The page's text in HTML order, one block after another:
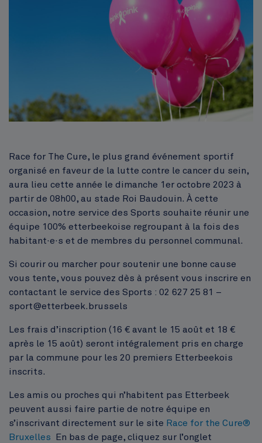
Corps
Race for The Cure, le plus grand événement sportif
organisé en faveur de la lutte contre le cancer du sein,
aura lieu cette année le dimanche 1er octobre 2023 à
partir de 08h00, au stade Roi Baudouin. À cette
occasion, notre service des Sports souhaite réunir une
équipe 100% etterbeekoise regroupant à la fois des
habitant·e·s et de membres du personnel communal.
Si courir ou marcher pour soutenir une bonne cause
vous tente, vous pouvez dès à présent vous inscrire en
contactant le service des Sports : 02 627 25 81 –
sport@etterbeek.brussels
Les frais d’inscription (16 € avant le 15 août et 18 €
après le 15 août) seront intégralement pris en charge
par la commune pour les 20 premiers Etterbeekois
inscrits.
Les amis ou proches qui n’habitent pas Etterbeek
peuvent aussi faire partie de notre équipe en
s’inscrivant directement sur le site Race for the Cure®
Bruxelles
En bas de page, cliquez sur l’onglet